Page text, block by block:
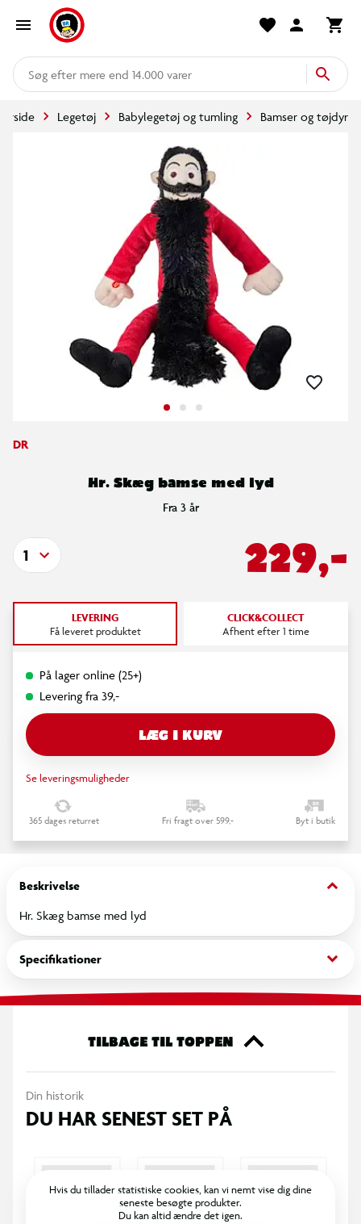
mere end 14.000 varer
Legetøj Babylegetøj og tumling Bamser og tøjdyr
DR
Hr. Skæg bamse med lyd
Fra 3 år
229,-
1
LEVERING
Få leveret produktet
CLICK&COLLECT
Afhent efter 1 time
På lager online (25+)
Levering fra 39,-
LÆG I KURV
Se leveringsmuligheder
365 dages returret Fri fragt over 599,- Byt i butik
Beskrivelse keyboard_arrow_down
Hr. Skæg bamse med lyd
Specifikationer keyboard_arrow_down
TILBAGE TIL TOPPEN
Din historik
DU HAR SENEST SET PÅ
Hvis du tillader statistiske cookies, kan vi nemt vise dig dine
seneste besøgte produkter.
Du kan altid ændre det igen.